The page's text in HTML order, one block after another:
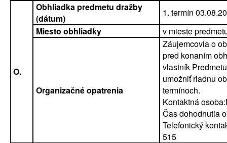
O.
Obhliadka predmetu dražby
(dátum)
1. termín
Miesto obhliadky
v mieste
Organizačné opatrenia
Záujemcovia o
pred konaním
vlastník
umožniť riadnu
termínoch.
Kontaktná
Čas dohodnutia
Telefonický
515